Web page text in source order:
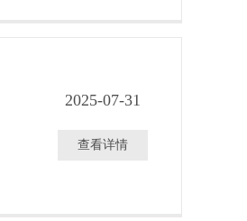
2025-07-31
查看详情